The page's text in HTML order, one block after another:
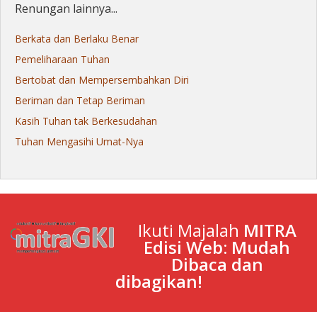
Renungan lainnya...
Berkata dan Berlaku Benar
Pemeliharaan Tuhan
Bertobat dan Mempersembahkan Diri
Beriman dan Tetap Beriman
Kasih Tuhan tak Berkesudahan
Tuhan Mengasihi Umat-Nya
Ikuti Majalah MITRA
Edisi Web: Mudah
Dibaca dan
dibagikan!